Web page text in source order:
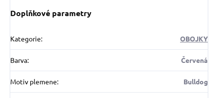
Doplňkové parametry
Kategorie: OBOJKY
Barva: Červená
Motiv plemene: Bulldog